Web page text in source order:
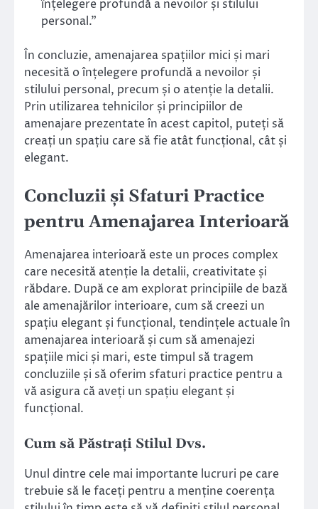
înțelegere profundă a nevoilor și stilului
personal.”
În concluzie, amenajarea spațiilor mici și mari
necesită o înțelegere profundă a nevoilor și
stilului personal, precum și o atenție la detalii.
Prin utilizarea tehnicilor și principiilor de
amenajare prezentate în acest capitol, puteți să
creați un spațiu care să fie atât funcțional, cât și
elegant.
Concluzii și Sfaturi Practice
pentru Amenajarea Interioară
Amenajarea interioară este un proces complex
care necesită atenție la detalii, creativitate și
răbdare. După ce am explorat principiile de bază
ale amenajărilor interioare, cum să creezi un
spațiu elegant și funcțional, tendințele actuale în
amenajarea interioară și cum să amenajezi
spațiile mici și mari, este timpul să tragem
concluziile și să oferim sfaturi practice pentru a
vă asigura că aveți un spațiu elegant și
funcțional.
Cum să Păstrați Stilul Dvs.
Unul dintre cele mai importante lucruri pe care
trebuie să le faceți pentru a menține coerența